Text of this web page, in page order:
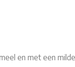
en met een